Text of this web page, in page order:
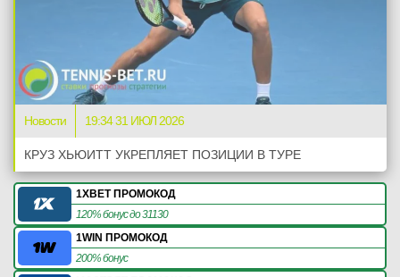
Новости 19:34 31 ИЮЛ 2026
КРУЗ ХЬЮИТТ УКРЕПЛЯЕТ ПОЗИЦИИ В ТУРЕ
1XBET ПРОМОКОД
120% бонус до 31130
1WIN ПРОМОКОД
200% бонус